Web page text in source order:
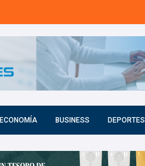
ECONOMÍA BUSINESS DEPORTES